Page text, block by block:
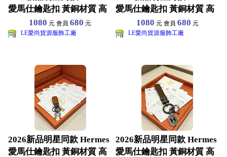
愛馬仕鑰匙扣 黃銅材質 高
端品質 包
1080 元 會員680 元
LE愛尚貨源服飾工廠
愛馬仕鑰匙扣 黃銅材質 高
端品質 包
1080 元 會員 680 元
LE愛尚貨源服飾工廠
2026新品明星同款 Hermes
愛馬仕鑰匙扣 黃銅材質 高
2026新品明星同款 Hermes
愛馬仕鑰匙扣 黃銅材質 高